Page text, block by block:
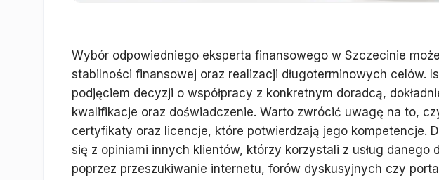
Wybór odpowiedniego eksperta finansowego w Szczecinie
stabilności finansowej oraz realizacji długoterminowych celów.
podjęciem decyzji o współpracy z konkretnym doradcą,
kwalifikacje oraz doświadczenie. Warto zwrócić uwagę na to,
certyfikaty oraz licencje, które potwierdzają jego kompetencje.
się z opiniami innych klientów, którzy korzystali z usług danego
poprzez przeszukiwanie internetu, forów dyskusyjnych czy